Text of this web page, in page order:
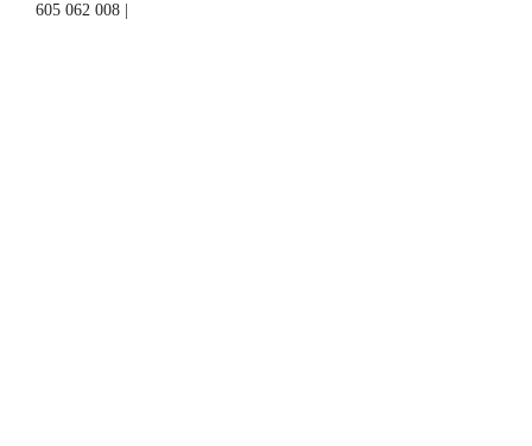
605 062 008 |